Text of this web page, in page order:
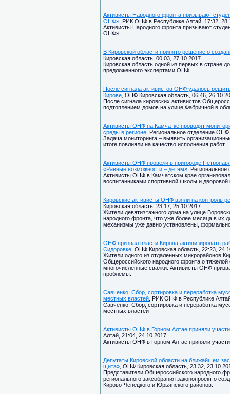
Активисты Народного фронта призывают
ОНФ» , РИК ОНФ в Республике Алтай, 17:32,
Активисты Народного фронта призывают
ОНФ»
В Кировской области принято решение о
Кировская область, 00:03, 27.10.2017
Кировская область одной из первых в стране
предложенного экспертами ОНФ.
После сигнала активистов ОНФ удалось
Кирове , ОНФ Кировская область, 06:46,
После сигнала кировских активистов
подтоплением домов на улице Фабричной в
Активисты ОНФ на Камчатке проводят
среды в регионе , Региональное отделение
Задача мониторинга – выявить
итоге повлияли на качество исполнения работ.
Активисты ОНФ провели в пригороде
«Равные возможности – детям» ,
Активисты ОНФ в Камчатском крае
воспитанниками спортивной школы и
Кировские активисты ОНФ взяли на
Кировская область, 23:17, 25.10.2017
Жители девятиэтажного дома на улице
народного фронта, что уже более месяца в их
механизмы уже давно установлены,
ОНФ призвал власти Кирова активизировать
Сидоровке , ОНФ Кировская область, 22:23,
Жители одного из отдаленных микрорайонов
Общероссийского народного фронта о
многочисленные свалки. Активисты ОНФ
проблемы.
Савченко: Сбор, сортировка и переработка
местных властей , РИК ОНФ в Республике
Савченко: Сбор, сортировка и переработка
местных властей
Активисты ОНФ в Горном Алтае приняли
Алтай, 21:04, 24.10.2017
Активисты ОНФ в Горном Алтае приняли
Депутаты Кировской области на ближайшем
щита» , ОНФ Кировская область, 23:32,
Представители Общероссийского народного
регионального заксобрания законопроект о
Кирово-Чепецкого и Юрьянского районов.